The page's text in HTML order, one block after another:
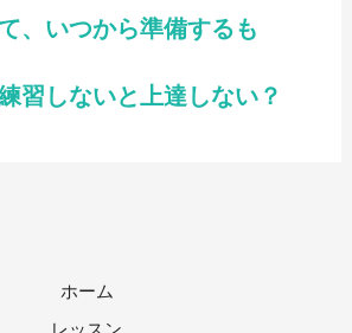
習しないと上達しない？
ホーム